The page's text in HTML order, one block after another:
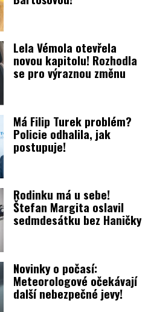
Lela Vémola otevřela
novou kapitolu! Rozhodla
se pro výraznou změnu
Má Filip Turek problém?
Policie odhalila, jak
postupuje!
Rodinku má u sebe!
Štefan Margita oslavil
sedmdesátku bez Haničky
Novinky o počasí:
Meteorologové očekávají
další nebezpečné jevy!